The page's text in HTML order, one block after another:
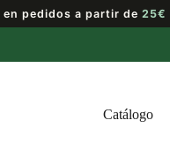
en pedidos a partir de 25€
Catálogo